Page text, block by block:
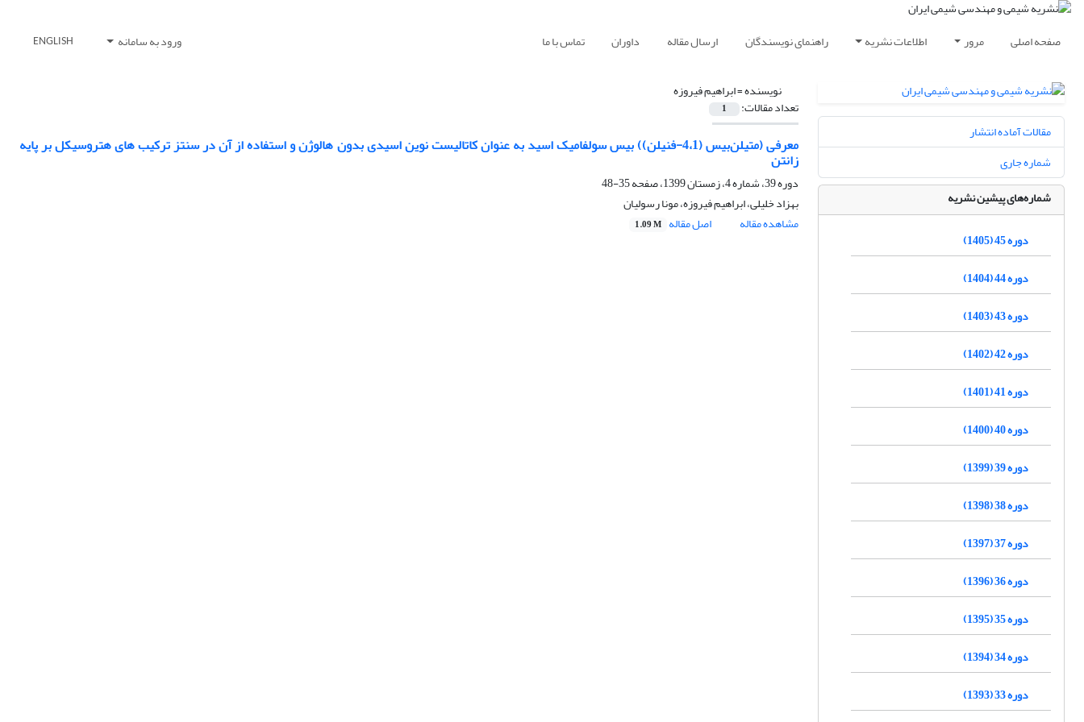
صفحه اصلی مرور اطلاعات نشریه راهنمای نویسندگان ارسال مقاله داوران تماس با ما ورود به سامانه ENGLISH
نویسنده =ابراهیم فیروزه
تعداد مقالات: 1
معرفی (متیلن‌بیس (4،1-فنیلن)) بیس سولفامیک اسید به عنوان کاتالیست نوین اسیدی بدون هالوژن و استفاده از آن در سنتز ترکیب های هتروسیکل بر پایه
زانتن
دوره 39، شماره 4، زمستان 1399، صفحه
35-48
بهزاد خلیلی، ابراهیم فیروزه، مونا رسولیان
مشاهده مقاله
اصل مقاله 1.09 M
مقالات آماده انتشار
شماره جاری
شماره‌های پیشین نشریه
دوره 45 (1405)
دوره 44 (1404)
دوره 43 (1403)
دوره 42 (1402)
دوره 41 (1401)
دوره 40 (1400)
دوره 39 (1399)
دوره 38 (1398)
دوره 37 (1397)
دوره 36 (1396)
دوره 35 (1395)
دوره 34 (1394)
دوره 33 (1393)